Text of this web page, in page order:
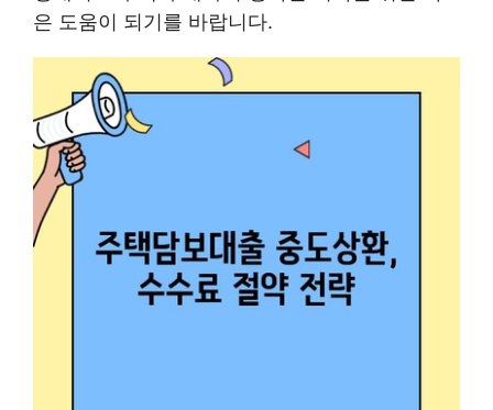
은 도움이 되기를 바랍니다.